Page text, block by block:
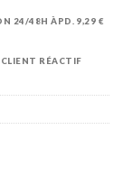
24/48H ÀPD. 9,29 €
CLIENT RÉACTIF